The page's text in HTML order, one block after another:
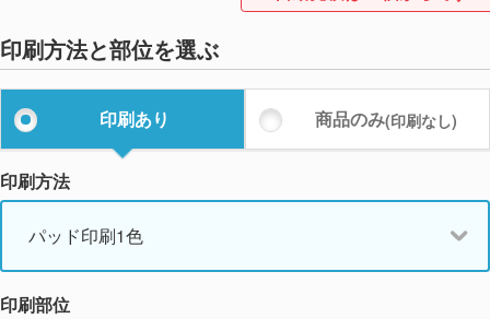
印刷方法と部位を選ぶ
印刷あり 商品のみ(印刷なし)
印刷方法
パッド印刷1色
印刷部位